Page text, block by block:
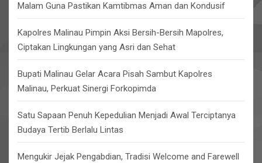
Malam Guna Pastikan Kamtibmas Aman dan Kondusif
Kapolres Malinau Pimpin Aksi Bersih-Bersih Mapolres,
Ciptakan Lingkungan yang Asri dan Sehat
Bupati Malinau Gelar Acara Pisah Sambut Kapolres
Malinau, Perkuat Sinergi Forkopimda
Satu Sapaan Penuh Kepedulian Menjadi Awal Terciptanya
Budaya Tertib Berlalu Lintas
Mengukir Jejak Pengabdian, Tradisi Welcome and Farewell